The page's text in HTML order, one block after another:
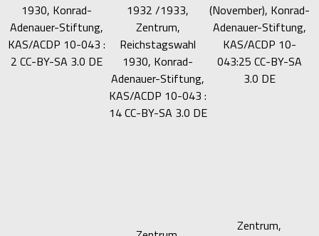
1930, Konrad-
Adenauer-Stiftung,
KAS/ACDP 10-043 :
2 CC-BY-SA 3.0 DE
1932 /1933,
Zentrum,
Reichstagswahl
1930, Konrad-
Adenauer-Stiftung,
KAS/ACDP 10-043 :
14 CC-BY-SA 3.0 DE
(November), Konrad-
Adenauer-Stiftung,
KAS/ACDP 10-
043:25 CC-BY-SA
3.0 DE
Zentrum,